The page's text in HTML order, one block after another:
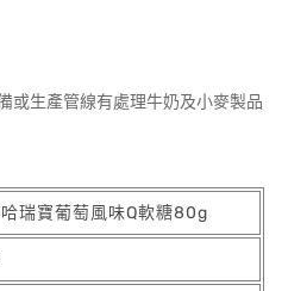
或生產管線有處理牛奶及小麥製品
瑞寶葡萄風味Q軟糖80g